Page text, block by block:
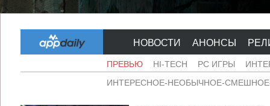
НОВОСТИ АНОНСЫ
ПРЕВЬЮ HI-TECH PC ИГРЫ
ИНТЕРЕСНОЕ-НЕОБЫЧНОЕ-